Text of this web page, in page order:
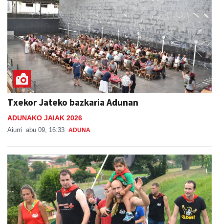
Txekor Jateko bazkaria Adunan
ADUNAKO JAIAK 2026
Aiurri abu 09, 16:33 ADUNA